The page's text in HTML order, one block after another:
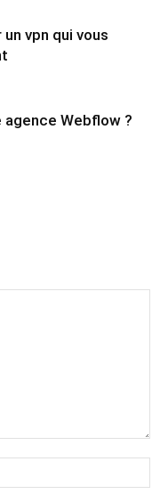
vpn qui vous
agence Webflow ?